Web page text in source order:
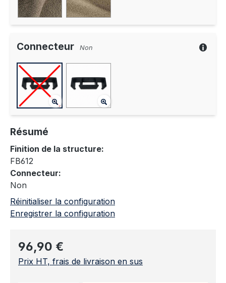
Connecteur Non
Résumé
Finition de la structure:
FB612
Connecteur:
Non
Réinitialiser la configuration
Enregistrer la configuration
Prix régulier :
96,90 €
Prix HT, frais de livraison en sus